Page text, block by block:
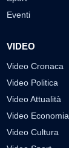
Eventi
VIDEO
Video Cronaca
Video Politica
Video Attualità
Video Economia
Video Cultura